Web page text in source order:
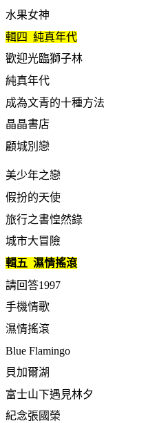
水果女神
輯四 純真年代
歡迎光臨獅子林
純真年代
成為文青的十種方法
晶晶書店
顧城別戀
美少年之戀
假扮的天使
旅行之書惶然錄
城市大冒險
輯五 濕情搖滾
請回答1997
手機情歌
濕情搖滾
Blue Flamingo
貝加爾湖
富士山下遇見林夕
紀念張國榮